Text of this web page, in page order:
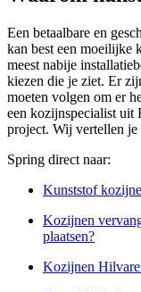
Een betaalbare en
kan best een moeilijke
meest nabije
kiezen die je ziet. Er
moeten volgen om er
een kozijnspecialist
project. Wij vertellen je
Spring direct naar:
Kunststof
Kozijnen
plaatsen?
Kozijnen